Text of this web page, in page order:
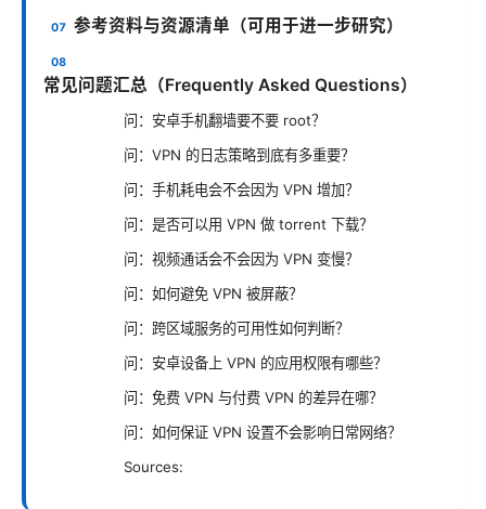
参考资料与资源清单（可用于进一步研究）
常见问题汇总（Frequently Asked Questions）
问：安卓手机翻墙要不要 root？
问：VPN 的日志策略到底有多重要？
问：手机耗电会不会因为 VPN 增加？
问：是否可以用 VPN 做 torrent 下载？
问：视频通话会不会因为 VPN 变慢？
问：如何避免 VPN 被屏蔽？
问：跨区域服务的可用性如何判断？
问：安卓设备上 VPN 的应用权限有哪些？
问：免费 VPN 与付费 VPN 的差异在哪？
问：如何保证 VPN 设置不会影响日常网络？
Sources: